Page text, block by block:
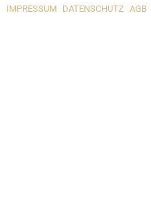
IMPRESSUM DATENSCHUTZ AGB